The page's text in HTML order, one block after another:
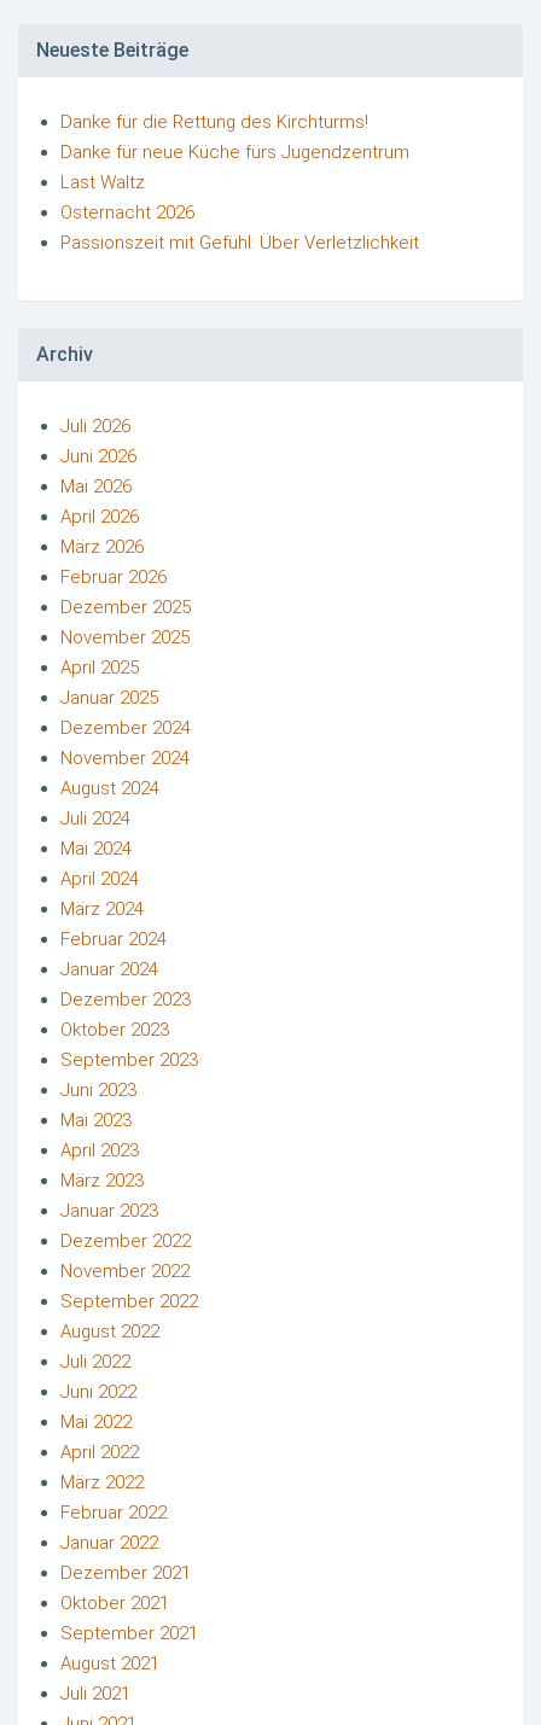
Neueste Beiträge
Danke für die Rettung des Kirchturms!
Danke für neue Küche fürs Jugendzentrum
Last Waltz
Osternacht 2026
Passionszeit mit Gefühl: Über Verletzlichkeit
Archiv
Juli 2026
Juni 2026
Mai 2026
April 2026
März 2026
Februar 2026
Dezember 2025
November 2025
April 2025
Januar 2025
Dezember 2024
November 2024
August 2024
Juli 2024
Mai 2024
April 2024
März 2024
Februar 2024
Januar 2024
Dezember 2023
Oktober 2023
September 2023
Juni 2023
Mai 2023
April 2023
März 2023
Januar 2023
Dezember 2022
November 2022
September 2022
August 2022
Juli 2022
Juni 2022
Mai 2022
April 2022
März 2022
Februar 2022
Januar 2022
Dezember 2021
Oktober 2021
September 2021
August 2021
Juli 2021